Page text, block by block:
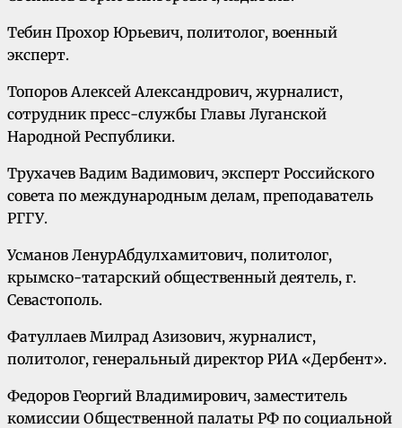
Тебин Прохор Юрьевич, политолог, военный
эксперт.
Топоров Алексей Александрович, журналист,
сотрудник пресс-службы Главы Луганской
Народной Республики.
Трухачев Вадим Вадимович, эксперт Российского
совета по международным делам, преподаватель
РГГУ.
Усманов ЛенурАбдулхамитович, политолог,
крымско-татарский общественный деятель, г.
Севастополь.
Фатуллаев Милрад Азизович, журналист,
политолог, генеральный директор РИА «Дербент».
Федоров Георгий Владимирович, заместитель
комиссии Общественной палаты РФ по социальной